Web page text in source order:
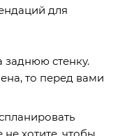
для
заднюю стенку.
то перед вами
хотите, чтобы